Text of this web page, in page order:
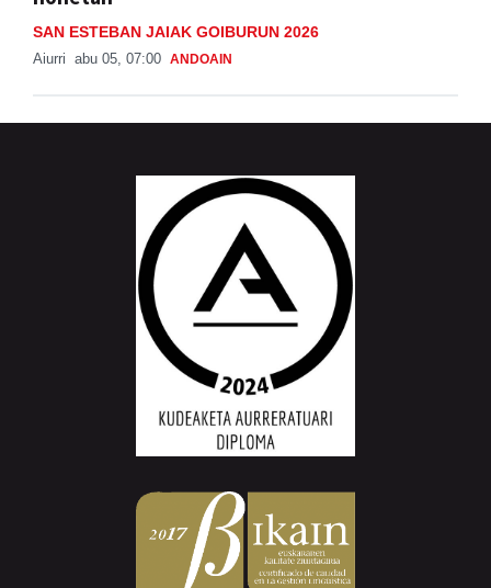
SAN ESTEBAN JAIAK GOIBURUN 2026
Aiurri abu 05, 07:00 ANDOAIN